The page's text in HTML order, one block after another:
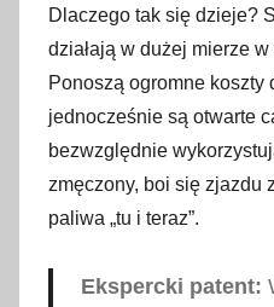
Dlaczego tak się dzieje?
działają w dużej mierze
Ponoszą ogromne koszty
jednocześnie są otwarte
bezwzględnie
zmęczony, boi się zjazdu
paliwa „tu i teraz”.
Ekspercki patent: